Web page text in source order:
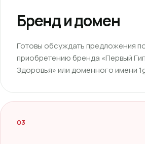
Бренд и домен
Готовы обсуждать предложения
приобретению бренда «Первый
Здоровья» или доменного имени
03